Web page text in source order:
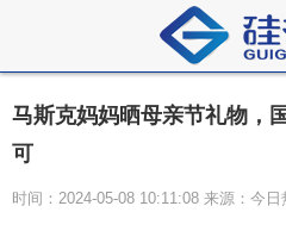
马斯克妈妈晒母亲节礼物，
可
时间：2024-05-08 10:11:08 来源：今日